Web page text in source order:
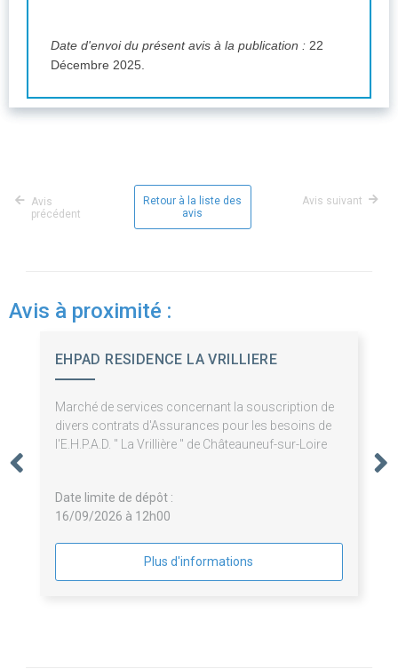
Date d'envoi du présent avis à la publication : 22
Décembre 2025.
Avis
précédent
Retour à la liste des
avis
Avis suivant
Avis à proximité :
EHPAD RESIDENCE LA VRILLIERE
Marché de services concernant la souscription de
divers contrats d'Assurances pour les besoins de
l'E.H.P.A.D. " La Vrillière " de Châteauneuf-sur-Loire
Date limite de dépôt :
16/09/2026 à 12h00
Plus d'informations